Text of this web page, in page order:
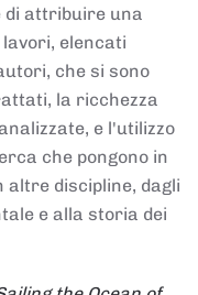
di attribuire una
elencati
che si sono
la ricchezza
e l'utilizzo
che pongono in
altre discipline, dagli
e alla storia dei